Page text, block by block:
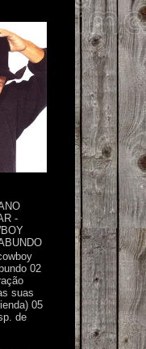
-
02
suas
05
de